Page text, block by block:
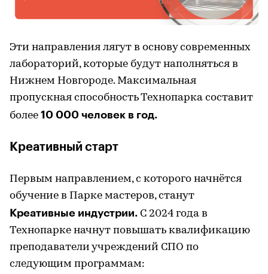
Эти направления лягут в основу современных
лабораторий, которые будут наполняться в
Нижнем Новгороде. Максимальная
пропускная способность Технопарка составит
более 10 000 человек в год.
Креативный старт
Первым направлением, с которого начнётся
обучение в Парке мастеров, станут
Креативные индустрии. С 2024 года в
Технопарке начнут повышать квалификацию
преподаватели учреждений СПО по
следующим программам: